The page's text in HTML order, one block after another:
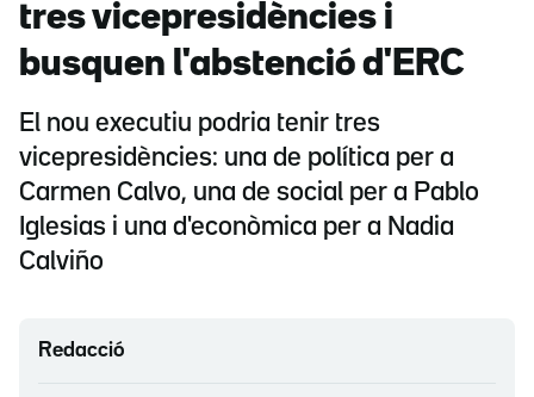
tres vicepresidències i
busquen l'abstenció d'ERC
El nou executiu podria tenir tres
vicepresidències: una de política per a
Carmen Calvo, una de social per a Pablo
Iglesias i una d'econòmica per a Nadia
Calviño
Redacció